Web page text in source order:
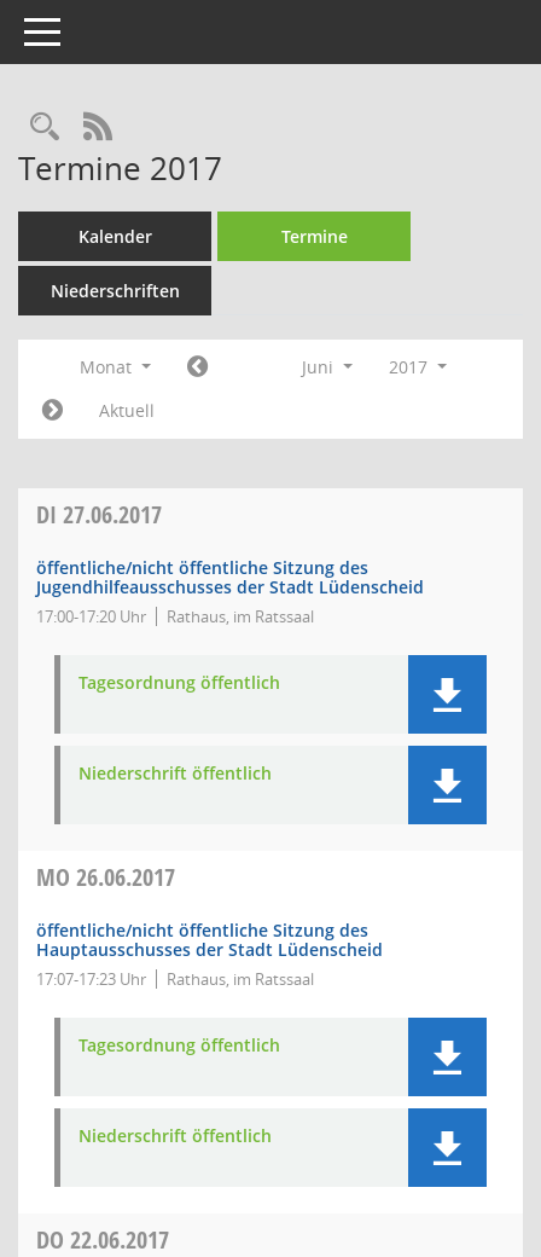
Toggle navigation
Rechercheauswahl
RSS-Feed
Termine 2017
Kalender Termine
Niederschriften
Monat Juni
2017
Aktuell
DI 27.06.2017
öffentliche/nicht öffentliche Sitzung des
Jugendhilfeausschusses der Stadt Lüdenscheid
17:00-17:20 Uhr Rathaus, im Ratssaal
Tagesordnung öffentlich
Niederschrift öffentlich
MO 26.06.2017
öffentliche/nicht öffentliche Sitzung des
Hauptausschusses der Stadt Lüdenscheid
17:07-17:23 Uhr Rathaus, im Ratssaal
Tagesordnung öffentlich
Niederschrift öffentlich
DO 22.06.2017